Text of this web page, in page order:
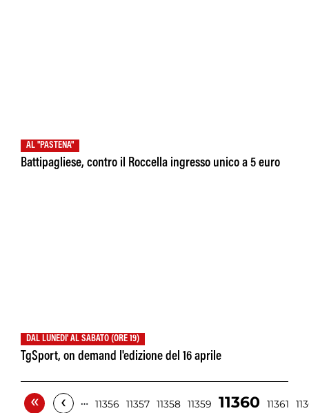
AL "PASTENA"
Battipagliese, contro il Roccella ingresso unico a 5 euro
DAL LUNEDI' AL SABATO (ORE 19)
TgSport, on demand l'edizione del 16 aprile
« ‹ … 11356 11357 11358 11359 11360 11361